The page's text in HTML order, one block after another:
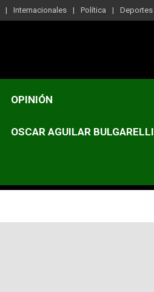
Internacionales Política Deportes
OPINIÓN
OSCAR AGUILAR BULGARELLI